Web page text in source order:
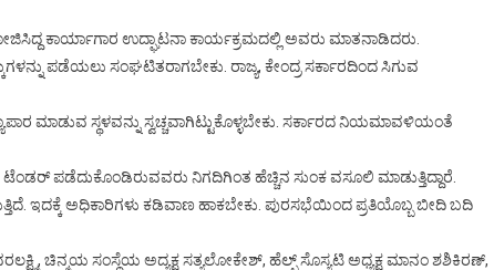
ಕಾರ್ಯಾಗಾರ ಉದ್ಘಾಟನಾ ಕಾರ್ಯಕ್ರಮದಲ್ಲಿ ಅವರು ಮಾತನಾಡಿದರು.
ಪಡೆಯಲು ಸಂಘಟಿತರಾಗಬೇಕು. ರಾಜ್ಯ, ಕೇಂದ್ರ ಸರ್ಕಾರದಿಂದ ಸಿಗುವ
ಮಾಡುವ ಸ್ಥಳವನ್ನು ಸ್ವಚ್ಚವಾಗಿಟ್ಟುಕೊಳ್ಳಬೇಕು. ಸರ್ಕಾರದ ನಿಯಮಾವಳಿಯಂತೆ
ಪಡೆದುಕೊಂಡಿರುವವರು ನಿಗದಿಗಿಂತ ಹೆಚ್ಚಿನ ಸುಂಕ ವಸೂಲಿ ಮಾಡುತ್ತಿದ್ದಾರೆ.
ಇದಕ್ಕೆ ಅಧಿಕಾರಿಗಳು ಕಡಿವಾಣ ಹಾಕಬೇಕು. ಪುರಸಭೆಯಿಂದ ಪ್ರತಿಯೊಬ್ಬ ಬೀದಿ ಬದಿ
ಚಿನ್ಮಯ ಸಂಸ್ಥೆಯ ಅದ್ಯಕ್ಷ ಸತ್ಯಲೋಕೇಶ್, ಹೆಲ್ಪ್ ಸೊಸ್ಯಟಿ ಅಧ್ಯಕ್ಷ ಮಾನಂ ಶಶಿಕಿರಣ್,